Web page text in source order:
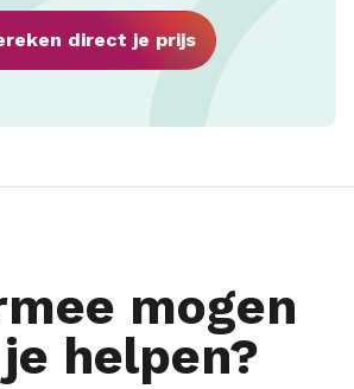
direct je prijs
mogen
helpen?